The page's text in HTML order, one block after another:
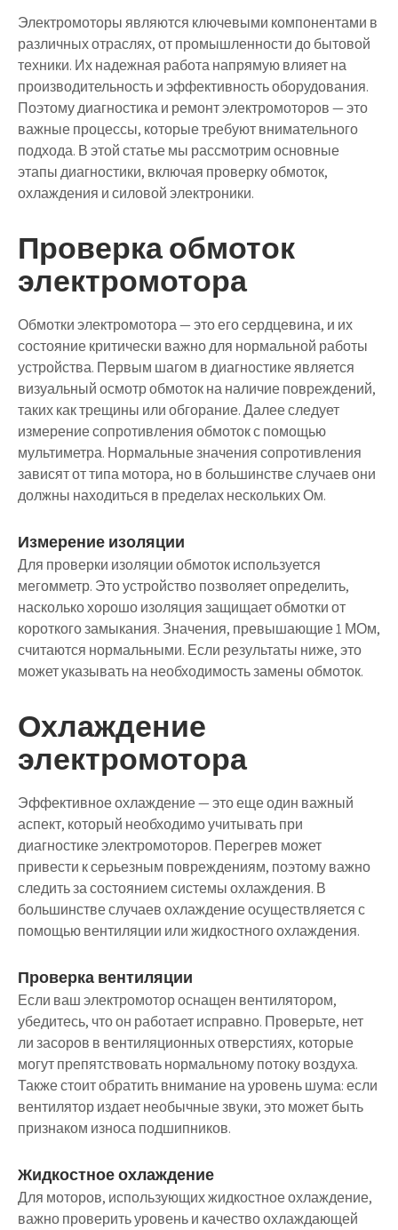
Электромоторы являются ключевыми компонентами в
различных отраслях, от промышленности до бытовой
техники. Их надежная работа напрямую влияет на
производительность и эффективность оборудования.
Поэтому диагностика и ремонт электромоторов — это
важные процессы, которые требуют внимательного
подхода. В этой статье мы рассмотрим основные
этапы диагностики, включая проверку обмоток,
охлаждения и силовой электроники.
Проверка обмоток
электромотора
Обмотки электромотора — это его сердцевина, и их
состояние критически важно для нормальной работы
устройства. Первым шагом в диагностике является
визуальный осмотр обмоток на наличие повреждений,
таких как трещины или обгорание. Далее следует
измерение сопротивления обмоток с помощью
мультиметра. Нормальные значения сопротивления
зависят от типа мотора, но в большинстве случаев они
должны находиться в пределах нескольких Ом.
Измерение изоляции
Для проверки изоляции обмоток используется
мегомметр. Это устройство позволяет определить,
насколько хорошо изоляция защищает обмотки от
короткого замыкания. Значения, превышающие 1 МОм,
считаются нормальными. Если результаты ниже, это
может указывать на необходимость замены обмоток.
Охлаждение
электромотора
Эффективное охлаждение — это еще один важный
аспект, который необходимо учитывать при
диагностике электромоторов. Перегрев может
привести к серьезным повреждениям, поэтому важно
следить за состоянием системы охлаждения. В
большинстве случаев охлаждение осуществляется с
помощью вентиляции или жидкостного охлаждения.
Проверка вентиляции
Если ваш электромотор оснащен вентилятором,
убедитесь, что он работает исправно. Проверьте, нет
ли засоров в вентиляционных отверстиях, которые
могут препятствовать нормальному потоку воздуха.
Также стоит обратить внимание на уровень шума: если
вентилятор издает необычные звуки, это может быть
признаком износа подшипников.
Жидкостное охлаждение
Для моторов, использующих жидкостное охлаждение,
важно проверить уровень и качество охлаждающей